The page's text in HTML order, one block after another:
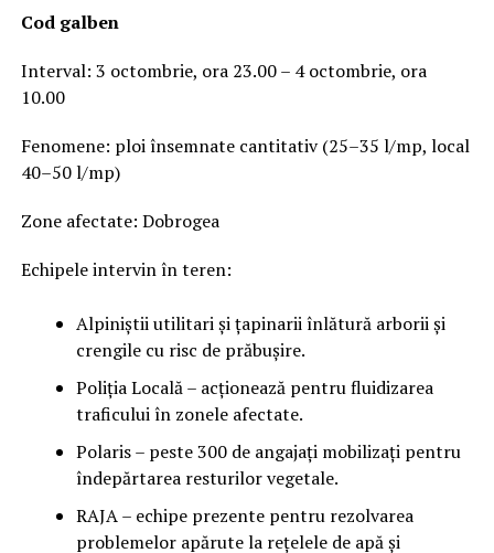
Cod galben
Interval: 3 octombrie, ora 23.00 – 4 octombrie, ora
10.00
Fenomene: ploi însemnate cantitativ (25–35 l/mp, local
40–50 l/mp)
Zone afectate: Dobrogea
Echipele intervin în teren:
Alpiniștii utilitari și țapinarii înlătură arborii și
crengile cu risc de prăbușire.
Poliția Locală – acționează pentru fluidizarea
traficului în zonele afectate.
Polaris – peste 300 de angajați mobilizați pentru
îndepărtarea resturilor vegetale.
RAJA – echipe prezente pentru rezolvarea
problemelor apărute la rețelele de apă și